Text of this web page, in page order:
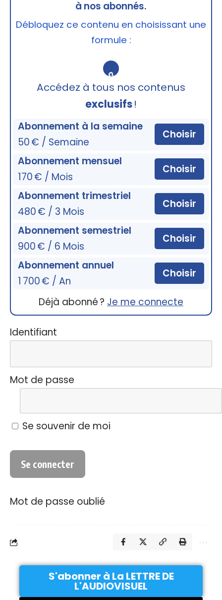
à nos abonnés.
Débloquez ce contenu en choisissant une
formule :
🔒
Accédez à tous nos contenus
exclusifs!
Abonnement à la semaine
50 € / Semaine
Choisir
Abonnement mensuel
170 € / Mois
Choisir
Abonnement trimestriel
480 € / 3 Mois
Choisir
Abonnement semestriel
900 € / 6 Mois
Choisir
Abonnement annuel
1 700 € / An
Choisir
Déjà abonné ? Je me connecte
Identifiant
Mot de passe
Se souvenir de moi
Mot de passe oublié
S'abonner à La LETTRE DE
L'AUDIOVISUEL